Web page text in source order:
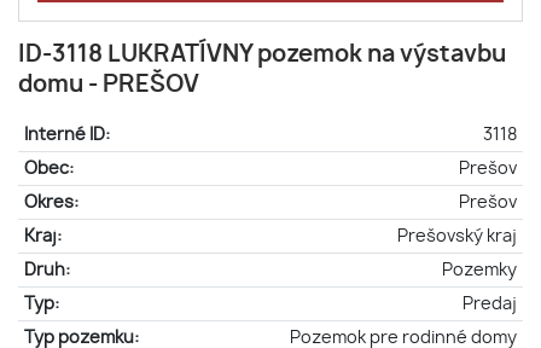
ID-3118 LUKRATÍVNY pozemok na výstavbu
domu - PREŠOV
Interné ID:
3118
Obec:
Prešov
Okres:
Prešov
Kraj:
Prešovský kraj
Druh:
Pozemky
Typ:
Predaj
Typ pozemku:
Pozemok pre rodinné domy